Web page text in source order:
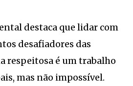
destaca que lidar com
desafiadores das
respeitosa é um trabalho
mas não impossível.